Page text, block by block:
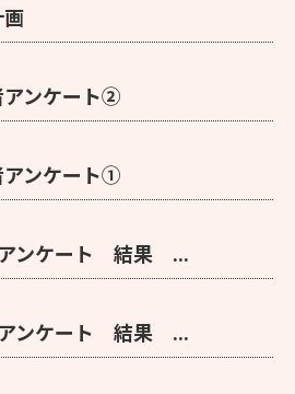
ンケート②
ンケート①
ンケート 結果 ...
ンケート 結果 ...